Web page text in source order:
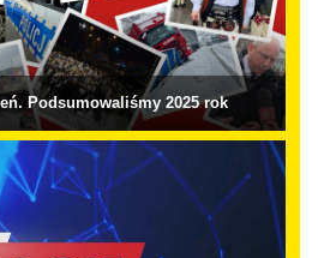
Podsumowaliśmy 2025 rok